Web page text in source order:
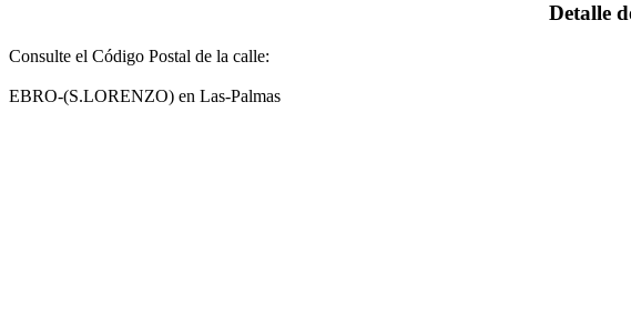
Detalle
Consulte el Código Postal de la calle:
EBRO-(S.LORENZO) en Las-Palmas